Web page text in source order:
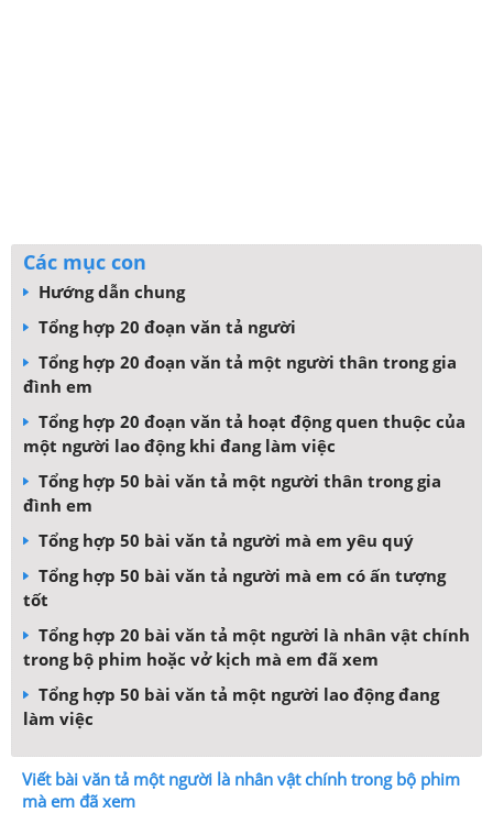
Các mục con
Hướng dẫn chung
Tổng hợp 20 đoạn văn tả người
Tổng hợp 20 đoạn văn tả một người thân trong gia
đình em
Tổng hợp 20 đoạn văn tả hoạt động quen thuộc của
một người lao động khi đang làm việc
Tổng hợp 50 bài văn tả một người thân trong gia
đình em
Tổng hợp 50 bài văn tả người mà em yêu quý
Tổng hợp 50 bài văn tả người mà em có ấn tượng
tốt
Tổng hợp 20 bài văn tả một người là nhân vật chính
trong bộ phim hoặc vở kịch mà em đã xem
Tổng hợp 50 bài văn tả một người lao động đang
làm việc
Viết bài văn tả một người là nhân vật chính trong bộ phim
mà em đã xem